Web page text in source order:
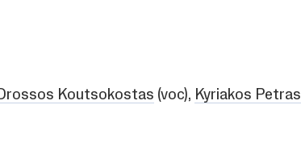
Koutsokostas (voc), Kyriakos Petras